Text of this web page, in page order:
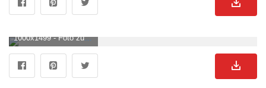
1000x1499 - Foto zum Thema Brauner Löwe mit weißen Augen. Löwen Hintergrundbild für Handy.